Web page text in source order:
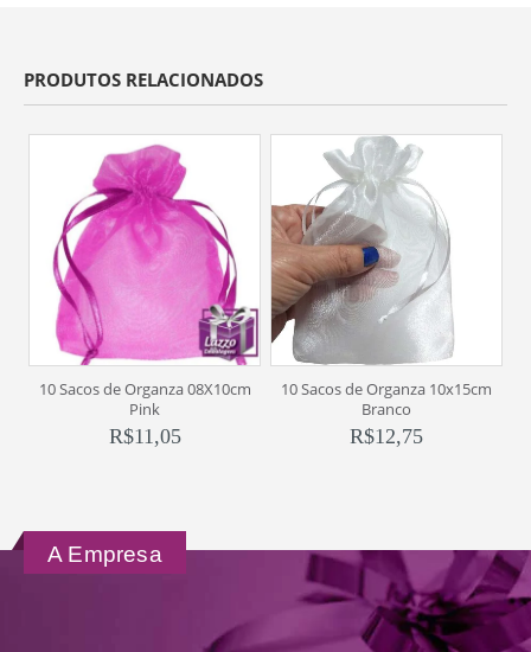
PRODUTOS RELACIONADOS
10 Sacos de Organza 08X10cm
Pink
R$11,05
10 Sacos de Organza 10x15cm
Branco
R$12,75
A Empresa